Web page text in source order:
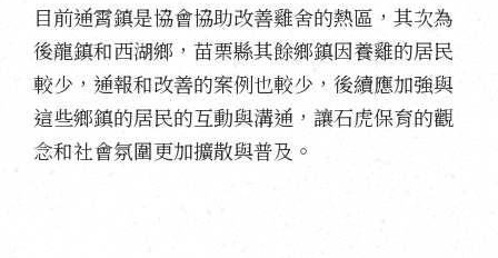
目前通霄鎮是協會協助改善雞舍的熱區，其次為
後龍鎮和西湖鄉，苗栗縣其餘鄉鎮因養雞的居民
較少，通報和改善的案例也較少，後續應加強與
這些鄉鎮的居民的互動與溝通，讓石虎保育的觀
念和社會氛圍更加擴散與普及。